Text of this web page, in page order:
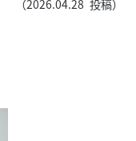
（2026.04.28 投稿）